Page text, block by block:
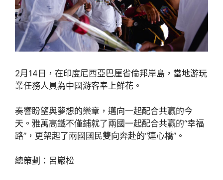
2月14日，在印度尼西亞巴厘省倫邦岸島，當地游玩
業任務人員為中國游客奉上鮮花。
奏響盼望與夢想的樂章，邁向一起配合共贏的今
天。雅萬高鐵不僅鋪就了兩國一起配合共贏的“幸福
路”，更架起了兩國國民雙向奔赴的“連心橋”。
總策劃：呂巖松